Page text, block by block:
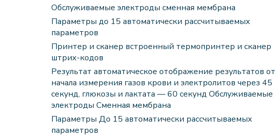
Обслуживаемые электроды сменная мембрана
Параметры до 15 автоматически рассчитываемых
параметров
Принтер и сканер встроенный термопринтер и сканер
штрих-кодов
Результат автоматическое отображение результатов от
начала измерения газов крови и электролитов через 45
секунд, глюкозы и лактата — 60 секунд Обслуживаемые
электроды Сменная мембрана
Параметры До 15 автоматически рассчитываемых
параметров